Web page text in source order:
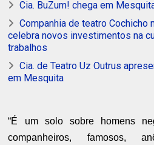
Cia. BuZum! chega em
Companhia de teatro Cochicho
celebra novos investimentos na
trabalhos
Cia. de Teatro Uz Outrus
em Mesquita
“É um solo sobre homens
companheiros, famosos,